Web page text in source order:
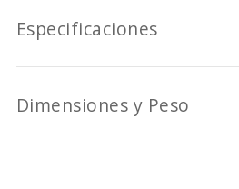
Especificaciones
Dimensiones y Peso